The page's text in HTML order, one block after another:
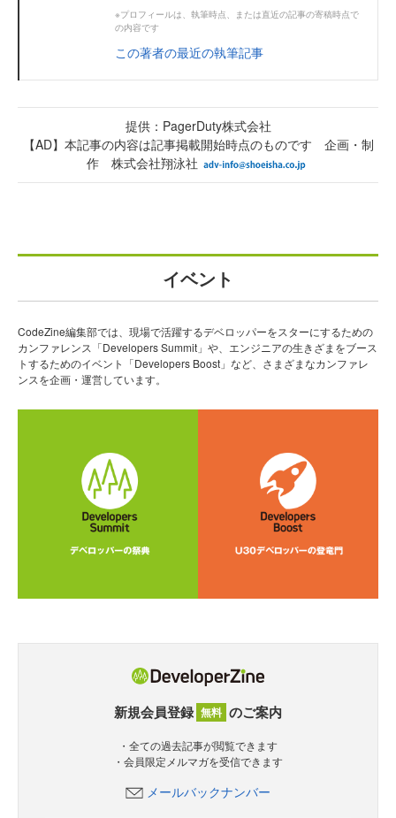
※プロフィールは、執筆時点、または直近の記事の寄稿時点で
の内容です
この著者の最近の執筆記事
提供：PagerDuty株式会社
【AD】本記事の内容は記事掲載開始時点のものです 企画・制
作 株式会社翔泳社
イベント
CodeZine編集部では、現場で活躍するデベロッパーをスターにするための
カンファレンス「Developers Summit」や、エンジニアの生きざまをブース
トするためのイベント「Developers Boost」など、さまざまなカンファレ
ンスを企画・運営しています。
新規会員登録 無料 のご案内
・全ての過去記事が閲覧できます
・会員限定メルマガを受信できます
メールバックナンバー